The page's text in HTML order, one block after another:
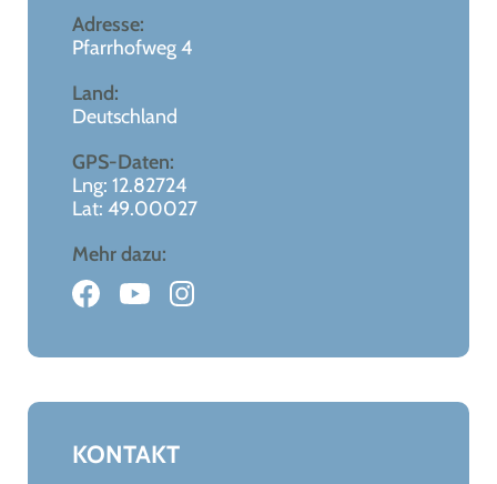
Adresse:
Pfarrhofweg 4
Land:
Deutschland
GPS-Daten:
Lng: 12.82724
Lat: 49.00027
Mehr dazu:
KONTAKT